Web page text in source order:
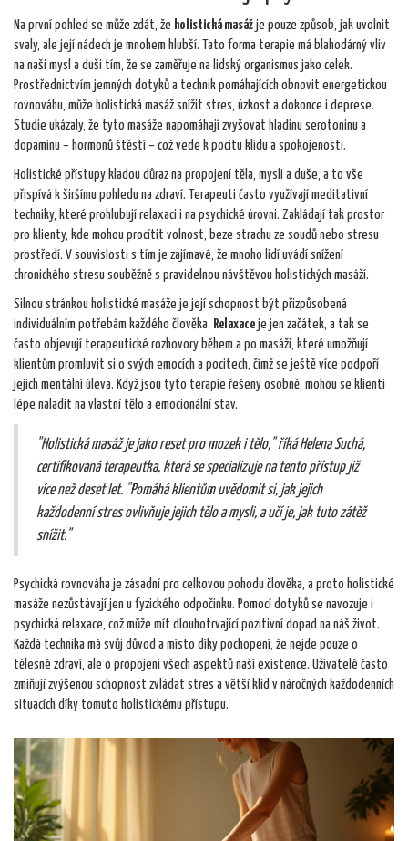
Na první pohled se může zdát, že holistická masáž je pouze způsob, jak uvolnit
svaly, ale její nádech je mnohem hlubší. Tato forma terapie má blahodárný vliv
na naši mysl a duši tím, že se zaměřuje na lidský organismus jako celek.
Prostřednictvím jemných dotyků a technik pomáhajících obnovit energetickou
rovnováhu, může holistická masáž snížit stres, úzkost a dokonce i deprese.
Studie ukázaly, že tyto masáže napomáhají zvyšovat hladinu serotoninu a
dopaminu – hormonů štěstí – což vede k pocitu klidu a spokojenosti.
Holistické přístupy kladou důraz na propojení těla, mysli a duše, a to vše
přispívá k širšímu pohledu na zdraví. Terapeuti často využívají meditativní
techniky, které prohlubují relaxaci i na psychické úrovni. Zakládají tak prostor
pro klienty, kde mohou procítit volnost, beze strachu ze soudů nebo stresu
prostředí. V souvislosti s tím je zajímavé, že mnoho lidí uvádí snížení
chronického stresu souběžně s pravidelnou návštěvou holistických masáží.
Silnou stránkou holistické masáže je její schopnost být přizpůsobená
individuálním potřebám každého člověka. Relaxace je jen začátek, a tak se
často objevují terapeutické rozhovory během a po masáži, které umožňují
klientům promluvit si o svých emocích a pocitech, čímž se ještě více podpoří
jejich mentální úleva. Když jsou tyto terapie řešeny osobně, mohou se klienti
lépe naladit na vlastní tělo a emocionální stav.
"Holistická masáž je jako reset pro mozek i tělo," říká Helena Suchá,
certifikovaná terapeutka, která se specializuje na tento přístup již
více než deset let. "Pomáhá klientům uvědomit si, jak jejich
každodenní stres ovlivňuje jejich tělo a mysli, a učí je, jak tuto zátěž
snížit."
Psychická rovnováha je zásadní pro celkovou pohodu člověka, a proto holistické
masáže nezůstávají jen u fyzického odpočinku. Pomocí dotyků se navozuje i
psychická relaxace, což může mít dlouhotrvající pozitivní dopad na náš život.
Každá technika má svůj důvod a místo díky pochopení, že nejde pouze o
tělesné zdraví, ale o propojení všech aspektů naší existence. Uživatelé často
zmiňují zvýšenou schopnost zvládat stres a větší klid v náročných každodenních
situacích díky tomuto holistickému přístupu.